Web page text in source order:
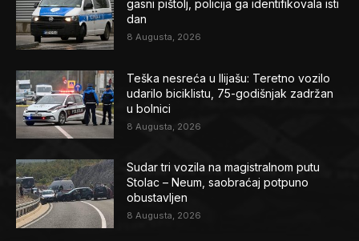
gasni pištolj, policija ga identifikovala isti
dan
8 Augusta, 2026
Teška nesreća u Ilijašu: Teretno vozilo
udarilo biciklistu, 75-godišnjak zadržan
u bolnici
8 Augusta, 2026
Sudar tri vozila na magistralnom putu
Stolac – Neum, saobraćaj potpuno
obustavljen
8 Augusta, 2026